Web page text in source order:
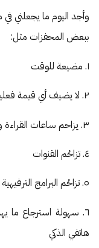
وأجد اليوم ما يجعلني في
ببعض المحفزات مثل:
١. مضيعة للوقت
٢. لا يضيف أي قيمة فعلية مقارنةً بالإنترنت
٣. يزاحم ساعات القراءة والكتابة اليومية
٤. تزاحُم القنوات
٥. تزاحُم البرامج الترفيهية غير المبرر
٦. سهولة استرجاع ما
هاتفي الذكي